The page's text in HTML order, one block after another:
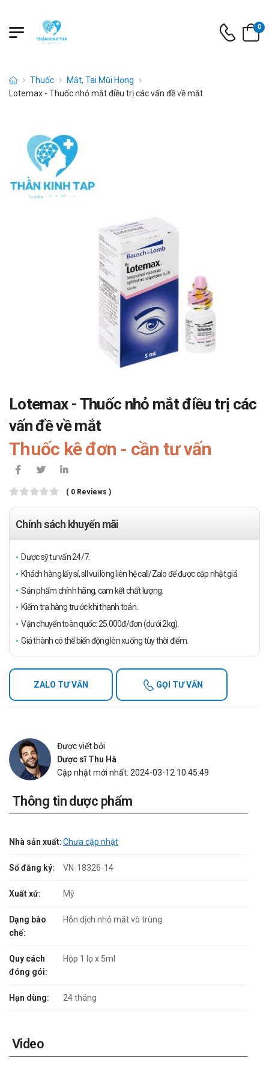
0
Thuốc
Mắt, Tai Mũi Họng
Lotemax - Thuốc nhỏ mắt điều trị các vấn đề về mắt
Lotemax - Thuốc nhỏ mắt điều trị các
vấn đề về mắt
Thuốc kê đơn - cần tư vấn
( 0 Reviews )
Chính sách khuyến mãi
Dược sỹ tư vấn 24/7.
Khách hàng lấy sỉ, sll vui lòng liên hệ call/Zalo để được cập nhật giá
Sản phẩm chính hãng, cam kết chất lượng.
Kiểm tra hàng trước khi thanh toán.
Vận chuyển toàn quốc: 25.000đ/đơn (dưới 2kg).
Giá thành có thể biến động lên xuống tùy thời điểm.
ZALO TƯ VẤN GỌI TƯ VẤN
Được viết bởi
Dược sĩ Thu Hà
Cập nhật mới nhất: 2024-03-12 10:45:49
Thông tin dược phẩm
Nhà sản xuất:Chưa cập nhật
Số đăng ký: VN-18326-14
Xuất xứ: Mỹ
Dạng bào
chế:
Hỗn dịch nhỏ mắt vô trùng
Quy cách
đóng gói:
Hộp 1 lọ x 5ml
Hạn dùng: 24 tháng
Video